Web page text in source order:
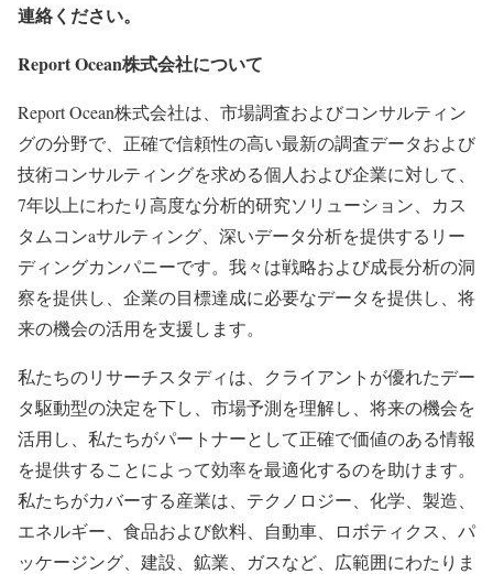
連絡ください。
Report Ocean株式会社について
Report Ocean株式会社は、市場調査およびコンサルティン
グの分野で、正確で信頼性の高い最新の調査データおよび
技術コンサルティングを求める個人および企業に対して、
7年以上にわたり高度な分析的研究ソリューション、カス
タムコンaサルティング、深いデータ分析を提供するリー
ディングカンパニーです。我々は戦略および成長分析の洞
察を提供し、企業の目標達成に必要なデータを提供し、将
来の機会の活用を支援します。
私たちのリサーチスタディは、クライアントが優れたデー
タ駆動型の決定を下し、市場予測を理解し、将来の機会を
活用し、私たちがパートナーとして正確で価値のある情報
を提供することによって効率を最適化するのを助けます。
私たちがカバーする産業は、テクノロジー、化学、製造、
エネルギー、食品および飲料、自動車、ロボティクス、パ
ッケージング、建設、鉱業、ガスなど、広範囲にわたりま